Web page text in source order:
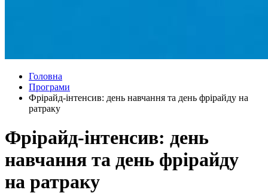
Головна
Програми
Фрірайд-інтенсив: день навчання та день фрірайду на
ратраку
Фрірайд-інтенсив: день
навчання та день фрірайду
на ратраку